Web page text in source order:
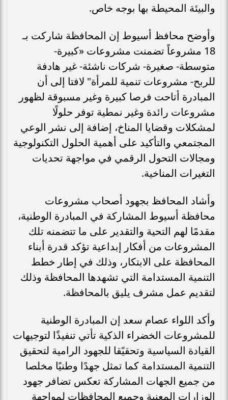
والبيئة المحيطة بها بوجه خاص.
وأوضح محافظ أسيوط إن المحافظة شاركت بـ
18 مشروعاً تضمنت مشروعات «كبيرة-
متوسطة- صغيرة- شركات ناشئة- غير هادفة
للربح- مشروعات تنمية للمرأة" لافتا إلى أن
المبادرة أتاحت فرصا كبيرة وغير مسبوقة لظهور
مشروعات رائدة وغير نمطية توفر حلولًا
لمشكلات وقضايا المناخ، إضافة إلى نشر الوعي
المجتمعي والتأكيد على أهمية الحلول التكنولوجية
ومجالات التحول الرقمي في مواجهة تحديات
التغيرات المناخية.
وأشاد المحافظ بجهود أصحاب مشروعات
محافظة أسيوط المشاركة في المبادرة الوطنية،
مقدمًا لهم التحية والتقدير على ما تتضمنه تلك
المشروعات من أفكار إبداعية تؤكد قدرة أبناء
المحافظة على الابتكار، وذلك في إطار خطط
التنمية المستدامة التي تشهدها المحافظة وذلك
لتقديم عمل مشرف يليق بالمحافظة.
وأكد اللواء عصام سعد إن المبادرة الوطنية
للمشروعات الخضراء الذكية تأتي تنفيذًا لتوجيهات
القيادة السياسية وتحقيًقا للجهود الرامية لتحقيق
التنمية المستدامة كما تمثل جهدًا وطنيًا مخلصا
من جميع الجهات المشاركة تعكس تضافر جهود
الوزارات المعنية وجميع المحافظات لمواجهة